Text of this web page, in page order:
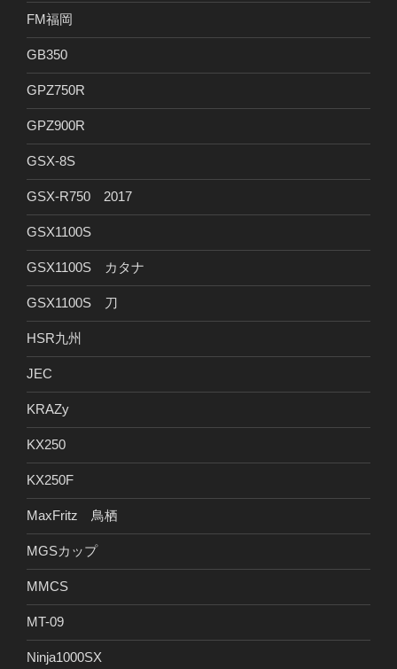
FM福岡
GB350
GPZ750R
GPZ900R
GSX-8S
GSX-R750 2017
GSX1100S
GSX1100S カタナ
GSX1100S 刀
HSR九州
JEC
KRAZy
KX250
KX250F
MaxFritz 鳥栖
MGSカップ
MMCS
MT-09
Ninja1000SX